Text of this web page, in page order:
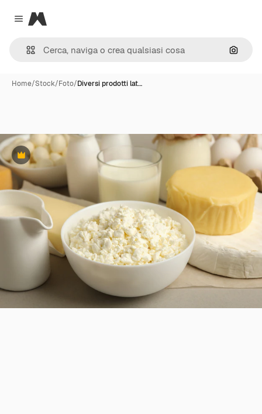
Close menu
Magnific
Cerca
Home/Stock/Foto/Diversi prodotti lat…
Premium